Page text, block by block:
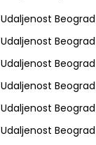
Udaljenost
Udaljenost
Udaljenost
Udaljenost
Udaljenost
Udaljenost